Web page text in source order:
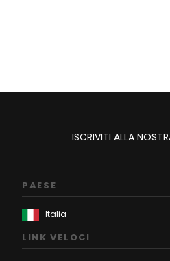
ISCRIVITI ALLA
PAESE
LINK VELOCI